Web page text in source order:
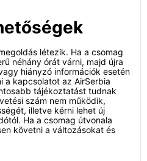
létezik. Ha a csomag
néhány órát várni, majd újra
hiányzó információk esetén
a kapcsolatot az AirSerbia
tájékoztatást tudnak
szám nem működik,
illetve kérni lehet új
Ha a csomag útvonala
követni a változásokat és